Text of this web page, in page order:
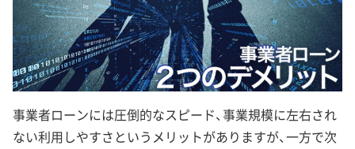
事業者ローンには圧倒的なスピード、事業規模に左右され
ない利用しやすさというメリットがありますが、一方で次